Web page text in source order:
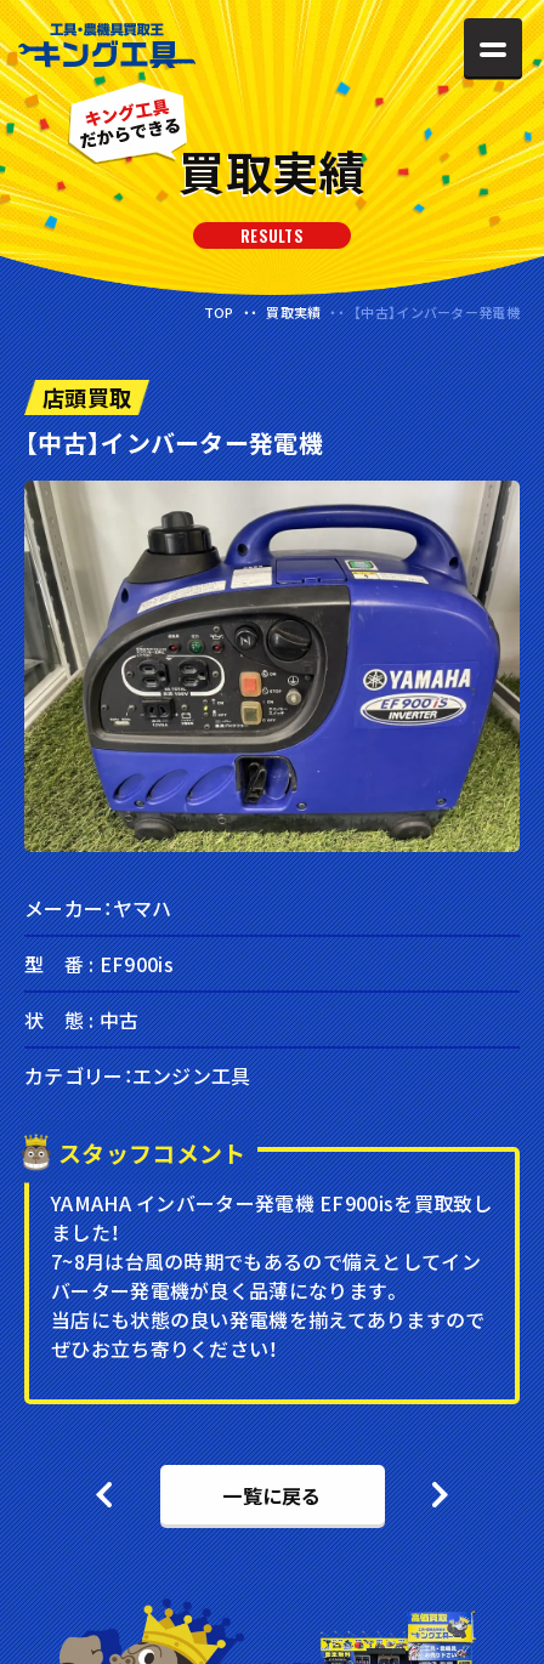
買取実績
RESULTS
TOP 買取実績 【中古】インバーター発電機
店頭買取
【中古】インバーター発電機
メーカー：ヤマハ
型 番 : EF900is
状 態 : 中古
カテゴリー：エンジン工具
スタッフコメント
YAMAHA インバーター発電機 EF900isを買取致し
ました！
7~8月は台風の時期でもあるので備えとしてイン
バーター発電機が良く品薄になります。
当店にも状態の良い発電機を揃えてありますので
ぜひお立ち寄りください！
一覧に戻る